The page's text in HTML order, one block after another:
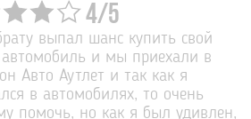
4/5
выпал шанс купить свой
и мы приехали в
Авто Аутлет и так как я
в автомобилях, то очень
помочь, но как я был удивлен,